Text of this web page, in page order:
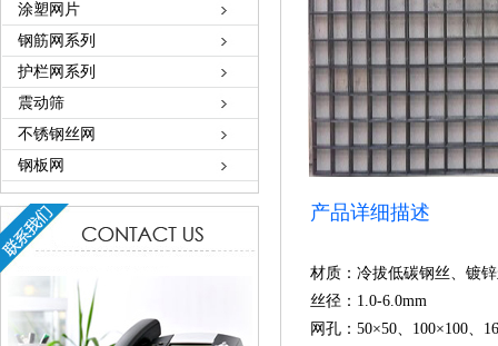
涂塑网片
钢筋网系列
护栏网系列
震动筛
不锈钢丝网
钢板网
产品详细描述
材质：冷拔低碳钢丝、镀
丝径：1.0-6.0mm
网孔：50×50、100×100、